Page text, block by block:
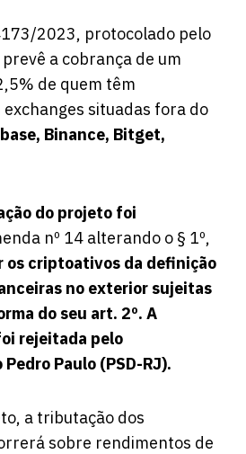
2023, protocolado pelo
a cobrança de um
de quem têm
situadas fora do
Binance, Bitget,
do projeto foi
nº 14 alterando o § 1º,
os criptoativos da definição
no exterior sujeitas
do seu art. 2º. A
rejeitada pelo
Paulo (PSD-RJ).
a tributação dos
sobre rendimentos de